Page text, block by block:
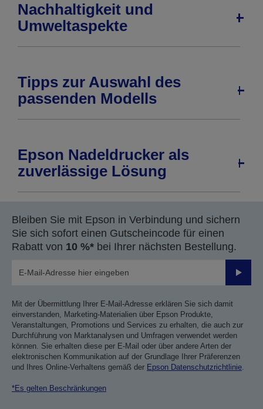
Nachhaltigkeit und
Umweltaspekte
Tipps zur Auswahl des
passenden Modells
Epson Nadeldrucker als
zuverlässige Lösung
Bleiben Sie mit Epson in Verbindung und sichern
Sie sich sofort einen Gutscheincode für einen
Rabatt von 10 %* bei Ihrer nächsten Bestellung.
Mit der Übermittlung Ihrer E-Mail-Adresse erklären Sie sich damit
einverstanden, Marketing-Materialien über Epson Produkte,
Veranstaltungen, Promotions und Services zu erhalten, die auch zur
Durchführung von Marktanalysen und Umfragen verwendet werden
können. Sie erhalten diese per E-Mail oder über andere Arten der
elektronischen Kommunikation auf der Grundlage Ihrer Präferenzen
und Ihres Online-Verhaltens gemäß der Epson Datenschutzrichtlinie.
*Es gelten Beschränkungen